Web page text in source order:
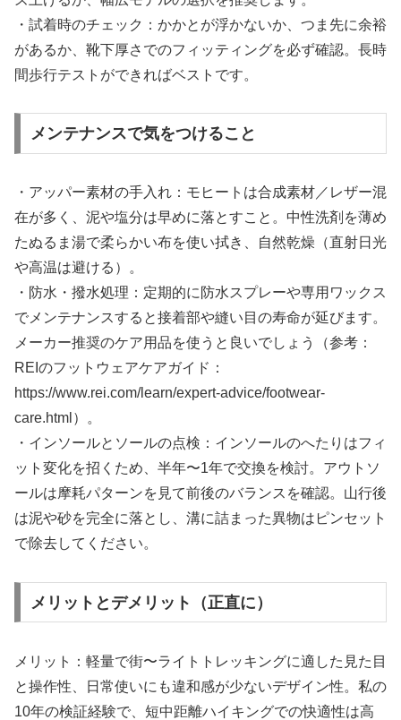
・試着時のチェック：かかとが浮かないか、つま先に余裕
があるか、靴下厚さでのフィッティングを必ず確認。長時
間歩行テストができればベストです。
メンテナンスで気をつけること
・アッパー素材の手入れ：モヒートは合成素材／レザー混
在が多く、泥や塩分は早めに落とすこと。中性洗剤を薄め
たぬるま湯で柔らかい布を使い拭き、自然乾燥（直射日光
や高温は避ける）。
・防水・撥水処理：定期的に防水スプレーや専用ワックス
でメンテナンスすると接着部や縫い目の寿命が延びます。
メーカー推奨のケア用品を使うと良いでしょう（参考：
REIのフットウェアケアガイド：
https://www.rei.com/learn/expert-advice/footwear-
care.html）。
・インソールとソールの点検：インソールのへたりはフィ
ット変化を招くため、半年〜1年で交換を検討。アウトソ
ールは摩耗パターンを見て前後のバランスを確認。山行後
は泥や砂を完全に落とし、溝に詰まった異物はピンセット
で除去してください。
メリットとデメリット（正直に）
メリット：軽量で街〜ライトトレッキングに適した見た目
と操作性、日常使いにも違和感が少ないデザイン性。私の
10年の検証経験で、短中距離ハイキングでの快適性は高